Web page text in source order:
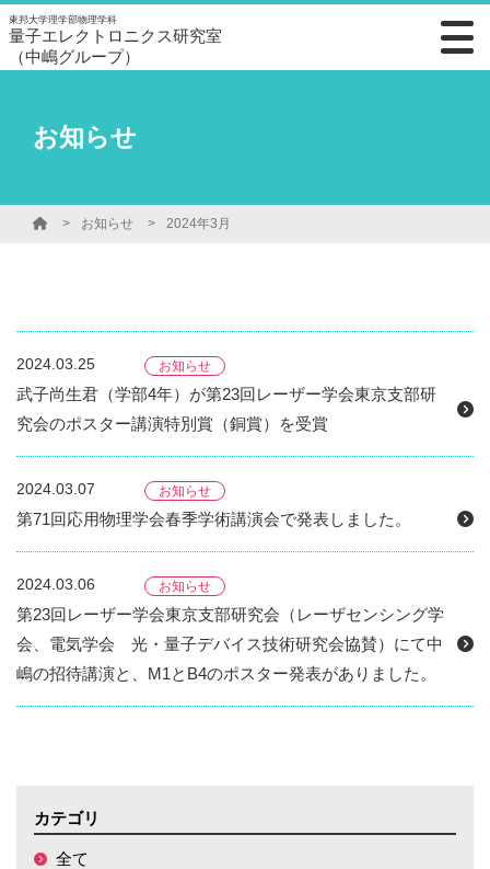
東邦大学理学部物理学科
量子エレクトロニクス研究室
（中嶋グループ）
お知らせ
お知らせ 2024年3月
2024.03.25 お知らせ
武子尚生君（学部4年）が第23回レーザー学会東京支部研
究会のポスター講演特別賞（銅賞）を受賞
2024.03.07 お知らせ
第71回応用物理学会春季学術講演会で発表しました。
2024.03.06 お知らせ
第23回レーザー学会東京支部研究会（レーザセンシング学
会、電気学会 光・量子デバイス技術研究会協賛）にて中
嶋の招待講演と、M1とB4のポスター発表がありました。
カテゴリ
全て